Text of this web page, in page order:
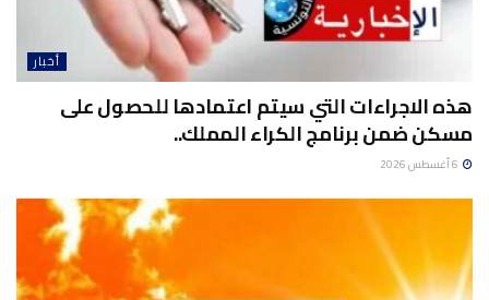
أخبار
هذه الاجراءات التي سيتم اعتمادها للحصول على
مسكن ضمن برنامج الكراء المملك..